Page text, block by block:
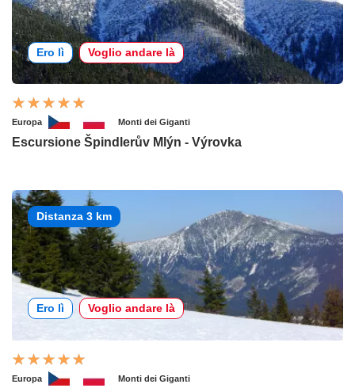
Ero lì Voglio andare là
Europa Monti dei Giganti
Escursione Špindlerův Mlýn - Výrovka
Distanza 3 km
Ero lì Voglio andare là
Europa Monti dei Giganti